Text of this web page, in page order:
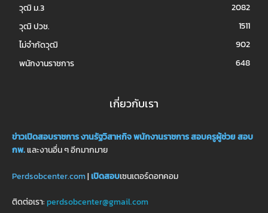
วุฒิ ม.3
2082
วุฒิ ปวช.
1511
ไม่จำกัดวุฒิ
902
พนักงานราชการ
648
เกี่ยวกับเรา
ข่าวเปิดสอบราชการงานรัฐวิสาหกิจพนักงานราชการสอบครูผู้ช่วยสอบ
กพ.และงานอื่น ๆ อีกมากมาย
Perdsobcenter.com|เปิดสอบเซนเตอร์ดอทคอม
ติดต่อเรา: perdsobcenter@gmail.com